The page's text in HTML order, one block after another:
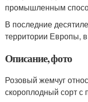
промышленным
В последние
территории Европы,
Описание, фото
Розовый жемчуг
скороплодный сорт с